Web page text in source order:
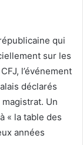
qui
sur les
l’événement
déclarés
Un
« la table des
années